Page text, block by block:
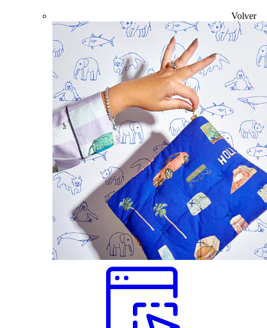
Volver